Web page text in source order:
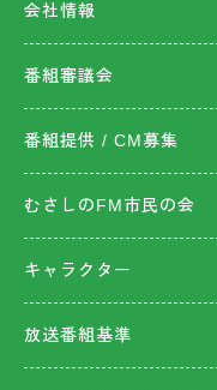
会社情報
番組審議会
番組提供 / CM募集
むさしのFM市民の会
キャラクター
放送番組基準